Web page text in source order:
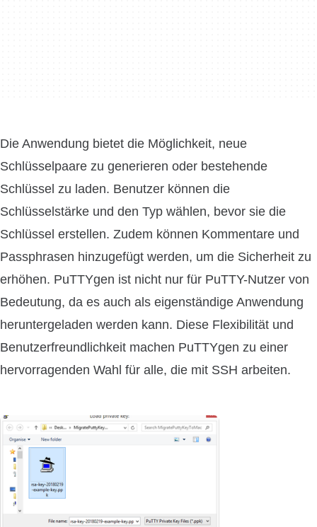
Die Anwendung bietet die Möglichkeit, neue
Schlüsselpaare zu generieren oder bestehende
Schlüssel zu laden. Benutzer können die
Schlüsselstärke und den Typ wählen, bevor sie die
Schlüssel erstellen. Zudem können Kommentare und
Passphrasen hinzugefügt werden, um die Sicherheit zu
erhöhen. PuTTYgen ist nicht nur für PuTTY-Nutzer von
Bedeutung, da es auch als eigenständige Anwendung
heruntergeladen werden kann. Diese Flexibilität und
Benutzerfreundlichkeit machen PuTTYgen zu einer
hervorragenden Wahl für alle, die mit SSH arbeiten.